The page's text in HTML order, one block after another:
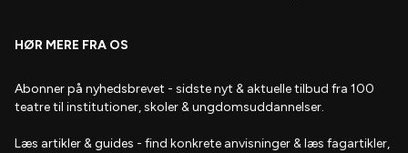
HØR MERE FRA OS
Abonner på nyhedsbrevet - sidste nyt & aktuelle tilbud fra 100
teatre til institutioner, skoler & ungdomsuddannelser.
Læs artikler & guides - find konkrete anvisninger & læs fagartikler,